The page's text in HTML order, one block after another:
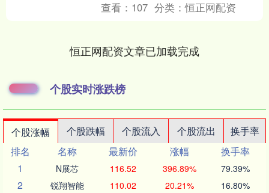
查看： 107 分类：恒正网配资
恒正网配资文章已加载完成
个股实时涨跌榜
个股涨幅 个股跌幅 个股流入 个股流出
换手率
排名
名称 最新价 涨幅
换手率
1
N展芯 116.52 396.89% 79.39%
2 锐翔智能 110.02 20.21% 16.80%